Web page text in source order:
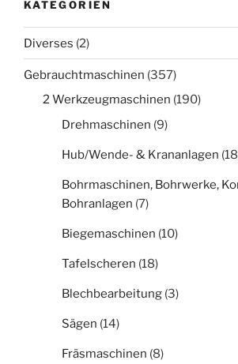
KATEGORIEN
Diverses (2)
Gebrauchtmaschinen (357)
2 Werkzeugmaschinen (190)
Drehmaschinen (9)
Hub/Wende- & Krananlagen
Bohrmaschinen, Bohrwerke,
Bohranlagen (7)
Biegemaschinen (10)
Tafelscheren (18)
Blechbearbeitung (3)
Sägen (14)
Fräsmaschinen (8)